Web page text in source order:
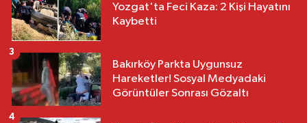
Yozgat'ta Feci Kaza: 2 Kişi Hayatını
Kaybetti
Bakırköy Parkta Uygunsuz
Hareketler! Sosyal Medyadaki
Görüntüler Sonrası Gözaltı
3
4